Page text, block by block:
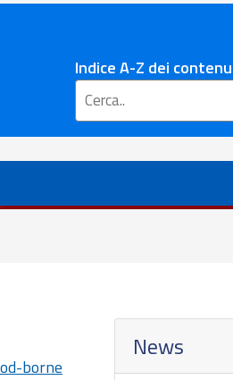
Indice A-Z dei
News
borne